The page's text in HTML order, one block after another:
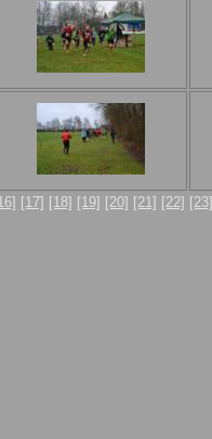
[17] [18] [19] [20] [21] [22] [23]